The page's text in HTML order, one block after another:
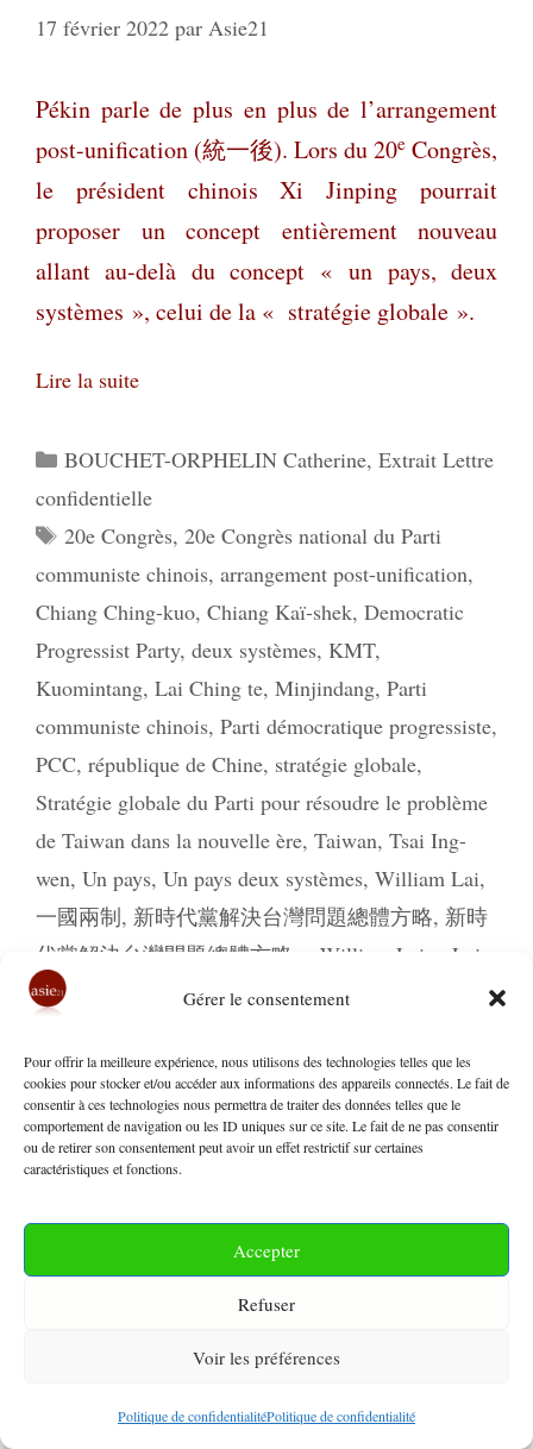
Gérer le consentement
Pour offrir la meilleure expérience, nous utilisons des technologies telles que les
cookies pour stocker et/ou accéder aux informations des appareils connectés. Le fait de
consentir à ces technologies nous permettra de traiter des données telles que le
comportement de navigation ou les ID uniques sur ce site. Le fait de ne pas consentir
ou de retirer son consentement peut avoir un effet restrictif sur certaines
caractéristiques et fonctions.
Accepter
Refuser
Voir les préférences
Politique de confidentialitéPolitique de confidentialité
17 février 2022 par Asie21
Pékin parle de plus en plus de l’arrangement
post-unification (統一後). Lors du 20e Congrès,
le président chinois Xi Jinping pourrait
proposer un concept entièrement nouveau
allant au-delà du concept « un pays, deux
systèmes », celui de la « stratégie globale ».
Lire la suite
Catégories
BOUCHET-ORPHELIN Catherine, Extrait Lettre
confidentielle
Étiquettes
20e Congrès, 20e Congrès national du Parti
communiste chinois, arrangement post-unification,
Chiang Ching-kuo, Chiang Kaï-shek, Democratic
Progressist Party, deux systèmes, KMT,
Kuomintang, Lai Ching te, Minjindang, Parti
communiste chinois, Parti démocratique progressiste,
PCC, république de Chine, stratégie globale,
Stratégie globale du Parti pour résoudre le problème
de Taiwan dans la nouvelle ère, Taiwan, Tsai Ing-
wen, Un pays, Un pays deux systèmes, William Lai,
一國兩制, 新時代黨解決台灣問題總體方略, 新時
代黨解決台灣問題總體方略， William Lai， Lai
Ching-te， 賴清德， 蔡英文，20e Congrès
館,賴清德
Laisser un commentaire
Taïwan – États-Unis : Stratégie
américaine de la terre brûlée ?
Autodestruction de TSMC par
dynamitage ?